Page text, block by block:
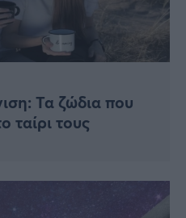
Τα ζώδια που
ταίρι τους